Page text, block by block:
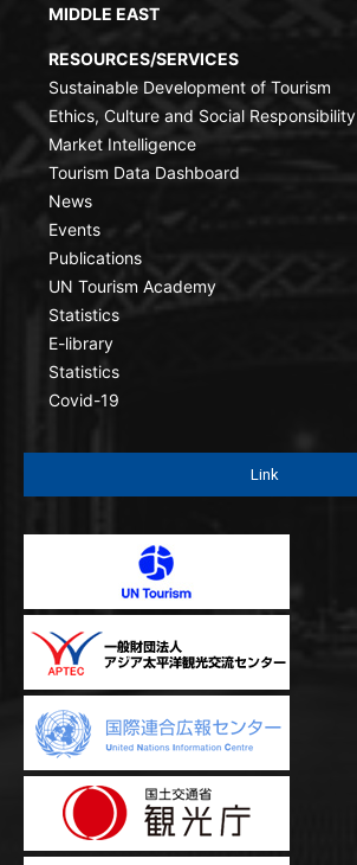
MIDDLE EAST
RESOURCES/SERVICES
Sustainable Development of Tourism
Ethics, Culture and Social Responsibility
Market Intelligence
Tourism Data Dashboard
News
Events
Publications
UN Tourism Academy
Statistics
E-library
Statistics
Covid-19
Link